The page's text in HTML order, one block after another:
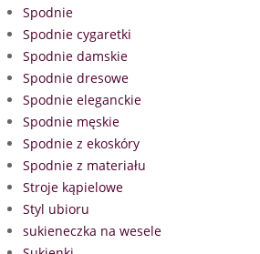
Spodnie
Spodnie cygaretki
Spodnie damskie
Spodnie dresowe
Spodnie eleganckie
Spodnie męskie
Spodnie z ekoskóry
Spodnie z materiału
Stroje kąpielowe
Styl ubioru
sukieneczka na wesele